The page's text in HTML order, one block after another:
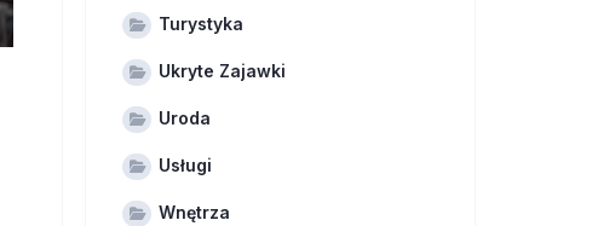
Turystyka
Ukryte Zajawki
Uroda
Usługi
Wnętrza